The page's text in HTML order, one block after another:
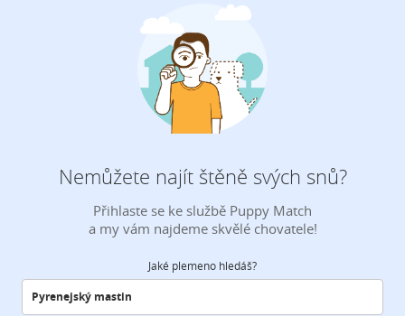
Nemůžete najít štěně svých snů?
Přihlaste se ke službě Puppy Match
a my vám najdeme skvělé chovatele!
Jaké plemeno hledáš?